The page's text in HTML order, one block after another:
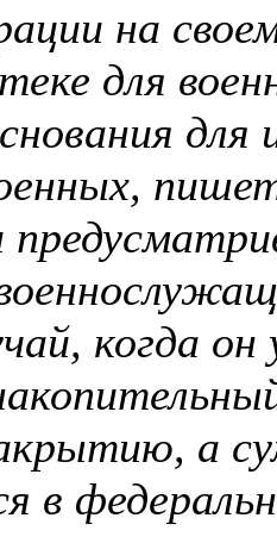
на
для
когда
а
в